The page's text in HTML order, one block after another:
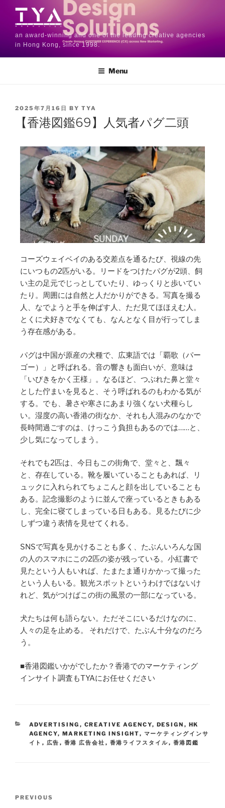
an award-winning and one of the leading creative agencies
in Hong Kong, since 1998.
Menu
2025年7月16日 BY TYA
【香港図鑑69】人気者パグ二頭
コーズウェイベイのある交差点を通るたび、視線の先
にいつもの2匹がいる。リードをつけたパグが2頭、飼
い主の足元でじっとしていたり、ゆっくりと歩いてい
たり。周囲には自然と人だかりができる。写真を撮る
人、なでようと手を伸ばす人、ただ見てほほえむ人。
とくに犬好きでなくても、なんとなく目が行ってしま
う存在感がある。
パグは中国が原産の犬種で、広東語では「覇歌（パー
ゴー）」と呼ばれる。音の響きも面白いが、意味は
「いびきをかく王様」。なるほど、つぶれた鼻と堂々
とした佇まいを見ると、そう呼ばれるのもわかる気が
する。でも、暑さや寒さにあまり強くない犬種らし
い。湿度の高い香港の街なか、それも人混みのなかで
長時間過ごすのは、けっこう負担もあるのでは……と、
少し気になってしまう。
それでも2匹は、今日もこの街角で、堂々と、飄々
と、存在している。靴を履いていることもあれば、リ
ュックに入れられてちょこんと顔を出していることも
ある。記念撮影のように並んで座っているときもある
し、完全に寝てしまっている日もある。見るたびに少
しずつ違う表情を見せてくれる。
SNSで写真を見かけることも多く、たぶんいろんな国
の人のスマホにこの2匹の姿が残っている。小紅書で
見たという人もいれば、たまたま通りかかって撮った
という人もいる。観光スポットというわけではないけ
れど、気がつけばこの街の風景の一部になっている。
犬たちは何も語らない。ただそこにいるだけなのに、
人々の足を止める。 それだけで、たぶん十分なのだろ
う。
■香港図鑑いかがでしたか？香港でのマーケティング
インサイト調査もTYAにお任せください
ADVERTISING , CREATIVE AGENCY, DESIGN , HK
AGENCY, MARKETING INSIGHT, マーケティングインサ
イト , 広告 , 香港 広告会社 , 香港ライフスタイル, 香港図鑑
PREVIOUS